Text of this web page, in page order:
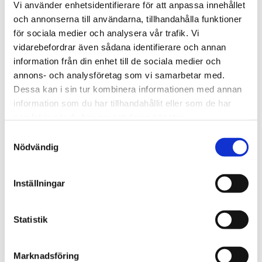
Vi använder enhetsidentifierare för att anpassa innehållet
och annonserna till användarna, tillhandahålla funktioner
för sociala medier och analysera vår trafik. Vi
vidarebefordrar även sådana identifierare och annan
information från din enhet till de sociala medier och
annons- och analysföretag som vi samarbetar med.
Dessa kan i sin tur kombinera informationen med annan
information som du har tillhandahållit eller som de har
Nödvändig
Inställningar
Statistik
Marknadsföring
THULE DOCKGRIP
XTR
J-formad kajakhållare
Lägg